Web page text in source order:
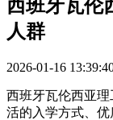
西班牙瓦伦
人群
2026-01-16
西班牙瓦伦西亚理
活的入学方式、